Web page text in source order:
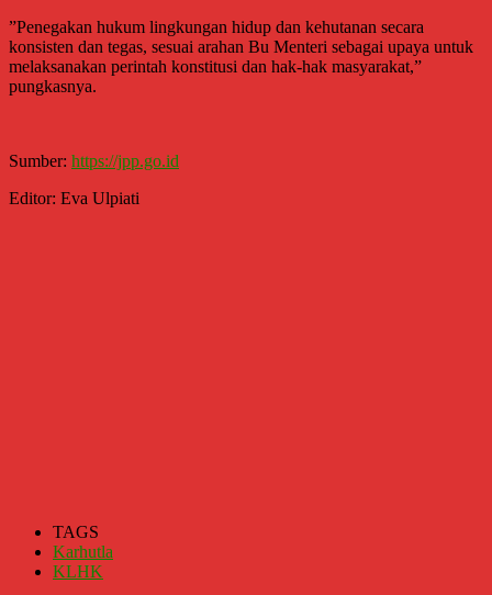
”Penegakan hukum lingkungan hidup dan kehutanan secara
konsisten dan tegas, sesuai arahan Bu Menteri sebagai upaya untuk
melaksanakan perintah konstitusi dan hak-hak masyarakat,”
pungkasnya.
Sumber: https://jpp.go.id
Editor: Eva Ulpiati
TAGS
Karhutla
KLHK